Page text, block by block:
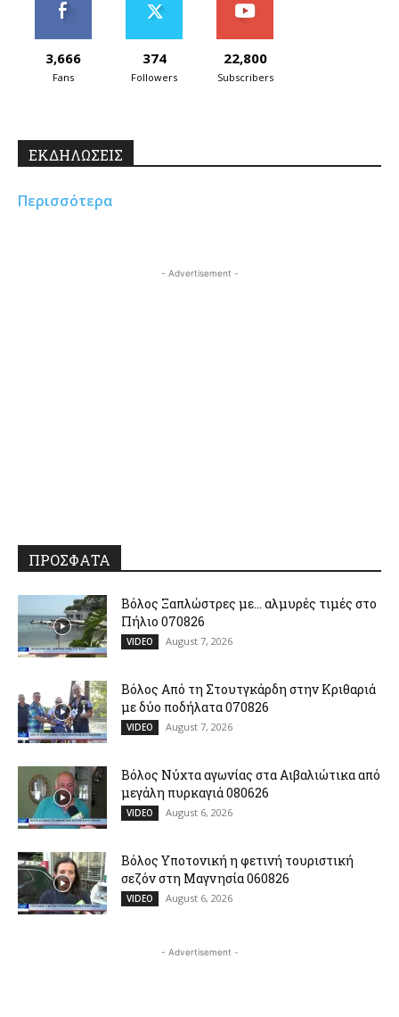
3,666
Fans
374
Followers
22,800
Subscribers
ΕΚΔΗΛΩΣΕΙΣ
Περισσότερα
- Advertisement -
ΠΡΟΣΦΑΤΑ
Βόλος Ξαπλώστρες με… αλμυρές τιμές στο
Πήλιο 070826
VIDEO August 7, 2026
Βόλος Από τη Στουτγκάρδη στην Κριθαριά
με δύο ποδήλατα 070826
VIDEO August 7, 2026
Βόλος Νύχτα αγωνίας στα Αιβαλιώτικα από
μεγάλη πυρκαγιά 080626
VIDEO August 6, 2026
Βόλος Υποτονική η φετινή τουριστική
σεζόν στη Μαγνησία 060826
VIDEO August 6, 2026
- Advertisement -